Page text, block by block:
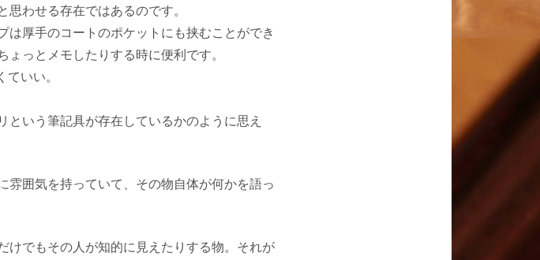
わせる存在ではあるのです。
厚手のコートのポケットにも挟むことができ
っとメモしたりする時に便利です。
いい。
いう筆記具が存在しているかのように思え
囲気を持っていて、その物自体が何かを語っ
けでもその人が知的に見えたりする物。それが